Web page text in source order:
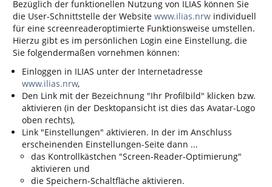
Bezüglich der funktionellen Nutzung von ILIAS können Sie
die User-Schnittstelle der Website www.ilias.nrw individuell
für eine screenreaderoptimierte Funktionsweise umstellen.
Hierzu gibt es im persönlichen Login eine Einstellung, die
Sie folgendermaßen vornehmen können:
Einloggen in ILIAS unter der Internetadresse
www.ilias.nrw,
Den Link mit der Bezeichnung "Ihr Profilbild" klicken bzw.
aktivieren (in der Desktopansicht ist dies das Avatar-Logo
oben rechts),
Link "Einstellungen" aktivieren. In der im Anschluss
erscheinenden Einstellungen-Seite dann ...
das Kontrollkästchen "Screen-Reader-Optimierung"
aktivieren und
die Speichern-Schaltfläche aktivieren.